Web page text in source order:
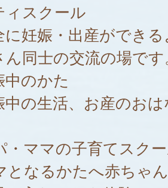
スクール
に妊娠・出産ができ
ん同士の交流の場で
中のかた
中の生活、お産のお
ママの子育てスク
となるかたへ赤ちゃ